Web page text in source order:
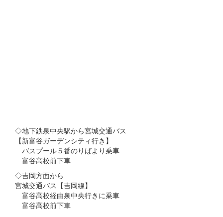
◇地下鉄泉中央駅から宮城交通バス
【新富谷ガーデンシティ行き】
バスプール５番のりばより乗車
富谷高校前下車
◇吉岡方面から
宮城交通バス【吉岡線】
富谷高校経由泉中央行きに乗車
富谷高校前下車